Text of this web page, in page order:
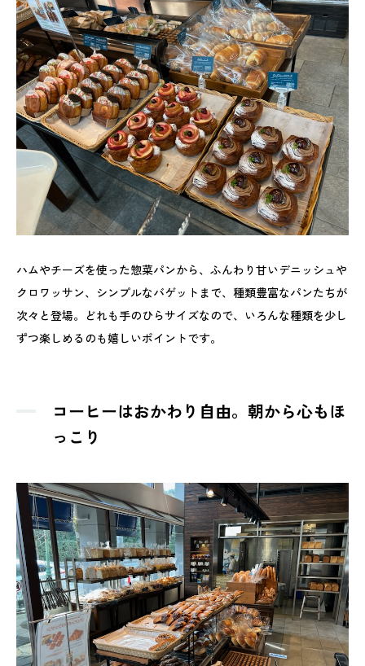
ハムやチーズを使った惣菜パンから、ふんわり甘いデニッシュや
クロワッサン、シンプルなバゲットまで、種類豊富なパンたちが
次々と登場。どれも手のひらサイズなので、いろんな種類を少し
ずつ楽しめるのも嬉しいポイントです。
コーヒーはおかわり自由。朝から心もほ
っこり